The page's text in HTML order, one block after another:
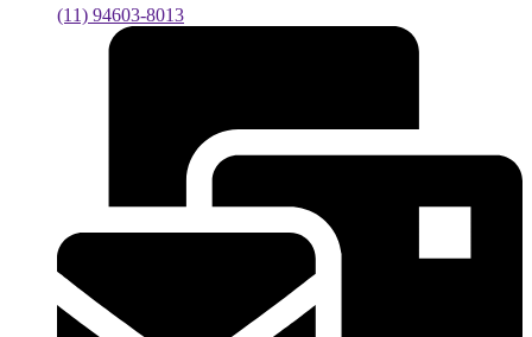
(11) 94603-8013